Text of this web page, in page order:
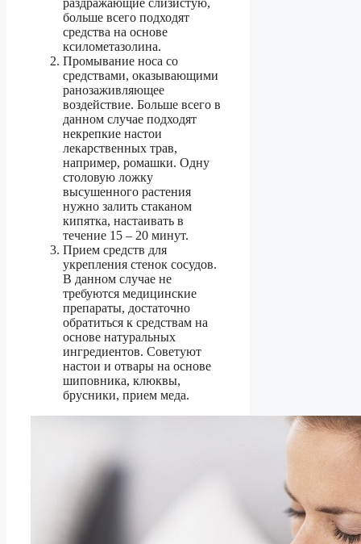
больше всего подходят
средства на основе
ксилометазолина.
Промывание носа со
средствами, оказывающими
ранозаживляющее
воздействие. Больше всего в
данном случае подходят
некрепкие настои
лекарственных трав,
например, ромашки. Одну
столовую ложку
высушенного растения
нужно залить стаканом
кипятка, настаивать в
течение 15 – 20 минут.
Прием средств для
укрепления стенок сосудов.
В данном случае не
требуются медицинские
препараты, достаточно
обратиться к средствам на
основе натуральных
ингредиентов. Советуют
настои и отвары на основе
шиповника, клюквы,
брусники, прием меда.